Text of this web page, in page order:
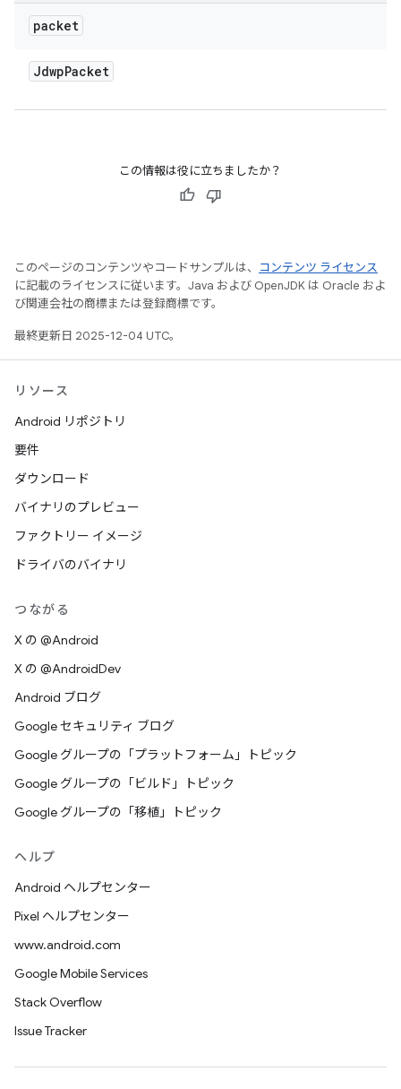
packet
JdwpPacket
この情報は役に立ちましたか？
このページのコンテンツやコードサンプルは、
コンテンツ ライセンス
に記載のライセンスに従います。Java および OpenJDK は Oracle およ
び関連会社の商標または登録商標です。
最終更新日 2025-12-04 UTC。
リソース
Android リポジトリ
要件
ダウンロード
バイナリのプレビュー
ファクトリー イメージ
ドライバのバイナリ
つながる
X の @Android
X の @AndroidDev
Android ブログ
Google セキュリティ ブログ
Google グループの「プラットフォーム」トピック
Google グループの「ビルド」トピック
Google グループの「移植」トピック
ヘルプ
Android ヘルプセンター
Pixel ヘルプセンター
www.android.com
Google Mobile Services
Stack Overflow
Issue Tracker